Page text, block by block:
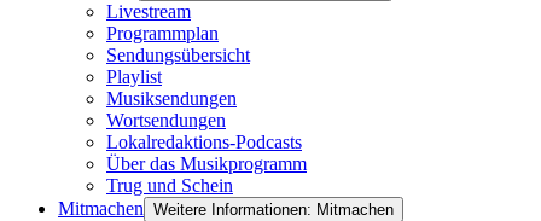
Livestream
Programmplan
Sendungsübersicht
Playlist
Musiksendungen
Wortsendungen
Lokalredaktions-Podcasts
Über das Musikprogramm
Trug und Schein
Mitmachen Weitere Informationen: Mitmachen